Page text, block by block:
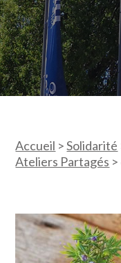
Accueil >Solidarité
Ateliers Partagés >